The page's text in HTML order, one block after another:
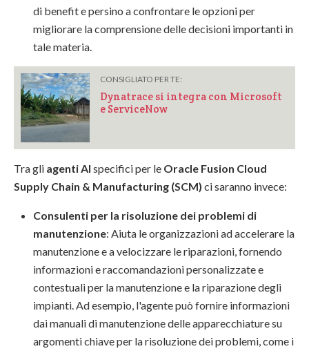
di benefit e persino a confrontare le opzioni per
migliorare la comprensione delle decisioni importanti in
tale materia.
CONSIGLIATO PER TE:
Dynatrace si integra con Microsoft
e ServiceNow
Tra gli agenti AI specifici per le Oracle Fusion Cloud
Supply Chain & Manufacturing (SCM) ci saranno invece:
Consulenti per la risoluzione dei problemi di
manutenzione: Aiuta le organizzazioni ad accelerare la
manutenzione e a velocizzare le riparazioni, fornendo
informazioni e raccomandazioni personalizzate e
contestuali per la manutenzione e la riparazione degli
impianti. Ad esempio, l'agente può fornire informazioni
dai manuali di manutenzione delle apparecchiature su
argomenti chiave per la risoluzione dei problemi, come i